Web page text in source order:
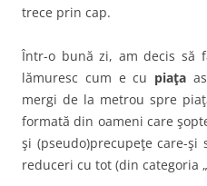
trece prin cap.
Într-o bună zi, am decis să
lămuresc cum e cu piaţa
mergi de la metrou spre
formată din oameni care
şi (pseudo)precupeţe care-
reduceri cu tot (din categoria